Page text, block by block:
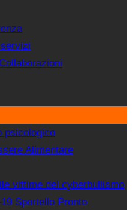
psicologico
Alimentare
vittime del cyberbullismo
Sportello Pronto